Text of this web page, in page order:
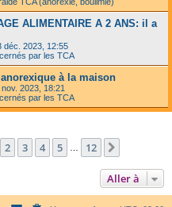
ALIMENTAIRE A 2 ANS: il a
déc. 2023, 12:55
par les TCA
à la maison
2023, 18:21
par les TCA
1sur12
2 3 4 5 12
Aller à